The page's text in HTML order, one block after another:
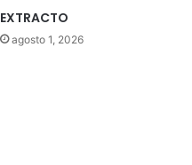
EXTRACTO
agosto 1, 2026